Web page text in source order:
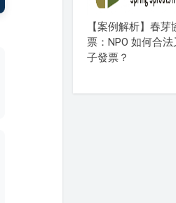
【案例解析】春
票：NPO 如何合
子發票？